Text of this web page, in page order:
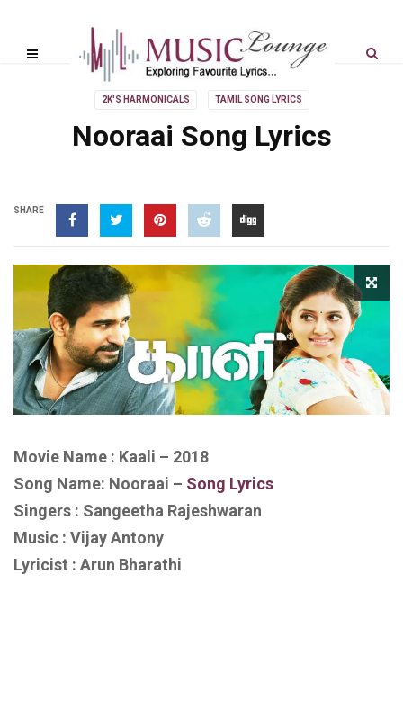
2K'S HARMONICALS TAMIL SONG LYRICS
Nooraai Song Lyrics
SHARE
Movie Name : Kaali – 2018
Song Name: Nooraai – Song Lyrics
Singers : Sangeetha Rajeshwaran
Music : Vijay Antony
Lyricist : Arun Bharathi